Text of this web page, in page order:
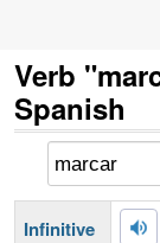
Verb
Spanish
Infinitive